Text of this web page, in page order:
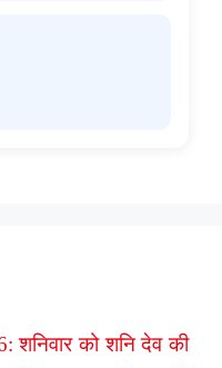
को शनि देव की